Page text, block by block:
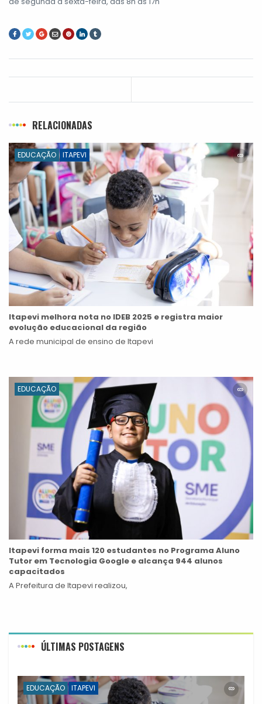
RELACIONADAS
EDUCAÇÃO ITAPEVI
Itapevi melhora nota no IDEB 2025 e registra maior
evolução educacional da região
A rede municipal de ensino de Itapevi
EDUCAÇÃO
Itapevi forma mais 120 estudantes no Programa Aluno
Tutor em Tecnologia Google e alcança 944 alunos
capacitados
A Prefeitura de Itapevi realizou,
ÚLTIMAS POSTAGENS
EDUCAÇÃO ITAPEVI